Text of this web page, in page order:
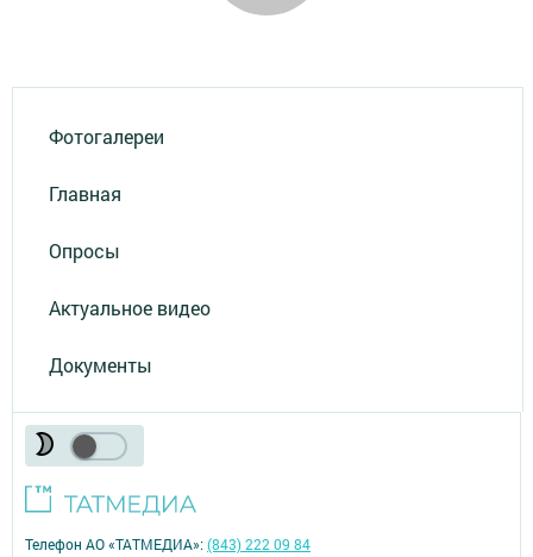
Фотогалереи
Главная
Опросы
Актуальное видео
Документы
Телефон АО «ТАТМЕДИА»:(843) 222 09 84